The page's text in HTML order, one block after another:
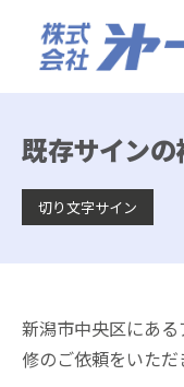
既存サインの
切り文字サイン
新潟市中央区にあ
修のご依頼をいただ